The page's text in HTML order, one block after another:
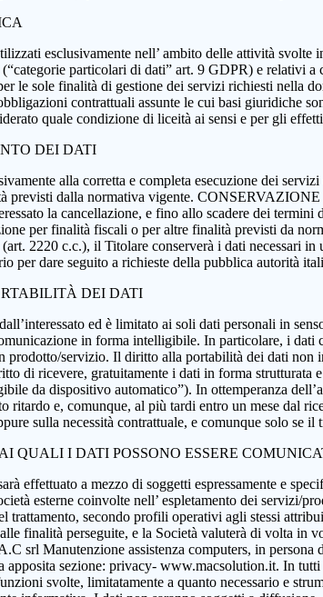
esclusivamente nell’ ambito delle attività
particolari di dati” art. 9 GDPR) e relativi
le sole finalità di gestione dei servizi richiesti nella
contrattuali assunte le cui basi giuridiche
quale condizione di liceità ai sensi e per gli
DEI DATI
alla corretta e completa esecuzione dei
previsti dalla normativa vigente.
la cancellazione, e fino allo scadere dei
per finalità fiscali o per altre finalità previsti da
2220 c.c.), il Titolare conserverà i dati necessari
per dare seguito a richieste della pubblica autorità
DEI DATI
ed è limitato ai soli dati personali in
in forma intelligibile. In particolare, i dati
prodotto/servizio. Il diritto alla portabilità dei dati
di ricevere, gratuitamente i dati in forma
da dispositivo automatico”). In ottemperanza
ritardo e, comunque, al più tardi entro un mese dal
sulla necessità contrattuale, e comunque solo
QUALI I DATI POSSONO ESSERE
effettuato a mezzo di soggetti espressamente e
esterne coinvolte nell’ espletamento dei servizi/
trattamento, secondo profili operativi agli stessi
finalità perseguite, e la Società valuterà di volta in
srl Manutenzione assistenza computers, in
apposita sezione: privacy- www.macsolution.it. In
svolte, limitatamente a quanto necessario e